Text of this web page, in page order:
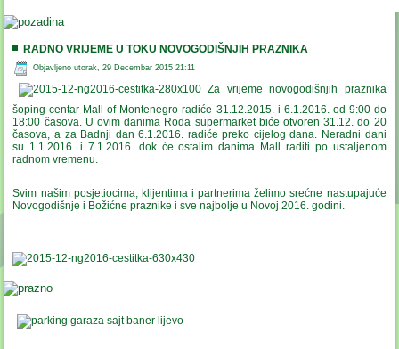
RADNO VRIJEME U TOKU NOVOGODIŠNJIH PRAZNIKA
Objavljeno utorak, 29 Decembar 2015 21:11
Za vrijeme novogodišnjih praznika
šoping centar Mall of Montenegro radiće 31.12.2015. i 6.1.2016. od 9:00 do
18:00 časova. U ovim danima Roda supermarket biće otvoren 31.12. do 20
časova, a za Badnji dan 6.1.2016. radiće preko cijelog dana. Neradni dani
su 1.1.2016. i 7.1.2016. dok će ostalim danima Mall raditi po ustaljenom
radnom vremenu.
Svim našim posjetiocima, klijentima i partnerima želimo srećne nastupajuće
Novogodišnje i Božićne praznike i sve najbolje u Novoj 2016. godini.